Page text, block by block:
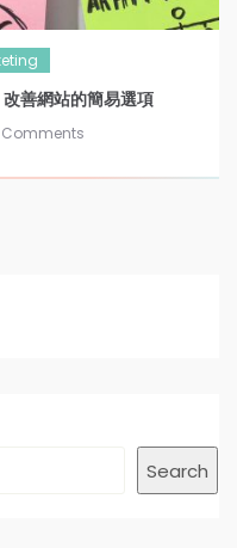
善網站的簡易選項
Search